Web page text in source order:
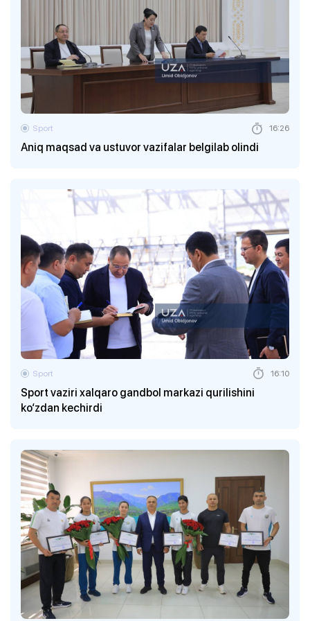
Aniq maqsad va ustuvor vazifalar belgilab olindi
Sport 16:26
Sport vaziri xalqaro gandbol markazi qurilishini
ko‘zdan kechirdi
Sport 16:10